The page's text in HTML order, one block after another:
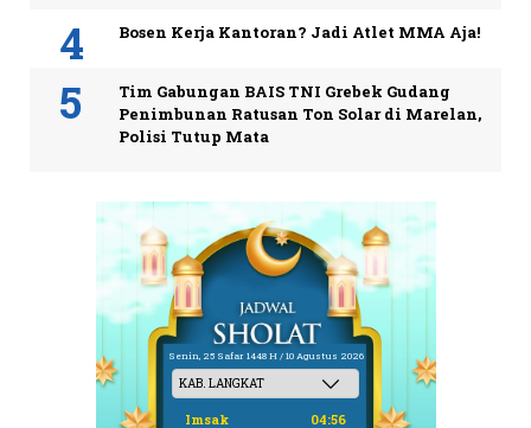
Bosen Kerja Kantoran? Jadi Atlet MMA Aja!
Tim Gabungan BAIS TNI Grebek Gudang
Penimbunan Ratusan Ton Solar di Marelan,
Polisi Tutup Mata
Senin, 25 Safar 1448 H / 10 Agustus 2026
Imsak 04:56